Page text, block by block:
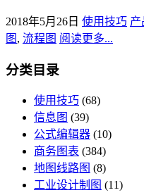
2018年5月26日 使用技巧 产
图 , 流程图 阅读更多...
分类目录
使用技巧 (68)
信息图 (39)
公式编辑器 (10)
商务图表 (384)
地图线路图 (8)
工业设计制图 (11)